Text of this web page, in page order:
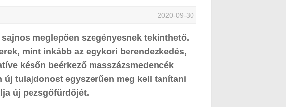
2020-09-30
meglepően szegényesnek tekinthető.
mint inkább az egykori berendezkedés,
későn beérkező masszázsmedencék
új tulajdonost egyszerűen meg kell tanítani
új pezsgőfürdőjét.